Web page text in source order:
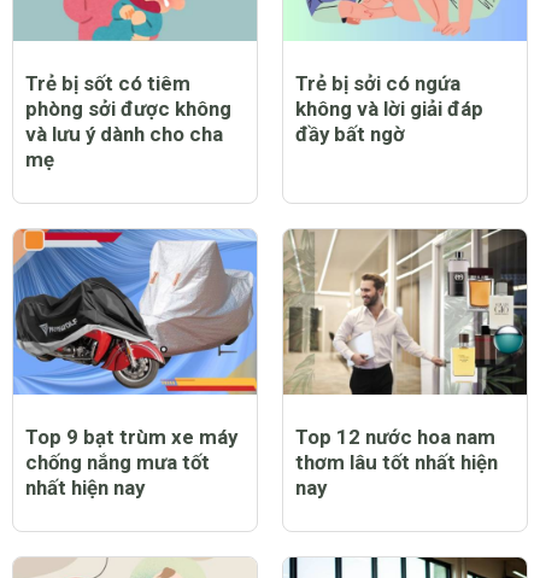
Trẻ bị sốt có tiêm
phòng sởi được không
và lưu ý dành cho cha
mẹ
Trẻ bị sởi có ngứa
không và lời giải đáp
đầy bất ngờ
Top 9 bạt trùm xe máy
chống nắng mưa tốt
nhất hiện nay
Top 12 nước hoa nam
thơm lâu tốt nhất hiện
nay